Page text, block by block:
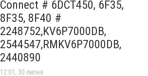
Connect # 6DCT450, 6F35,
8F35, 8F40 #
2248752,KV6P7000DB,
2544547,RMKV6P7000DB,
2440890
12:01, 30 липня